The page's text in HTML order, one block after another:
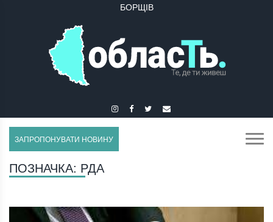
ЗАПРОПОНУВАТИ НОВИНУ
ПОЗНАЧКА: РДА